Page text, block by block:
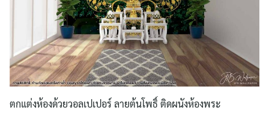
ตกแต่งห้องด้วยวอลเปเปอร์ ลายต้นโพธิ์ ติดผนังห้องพระ